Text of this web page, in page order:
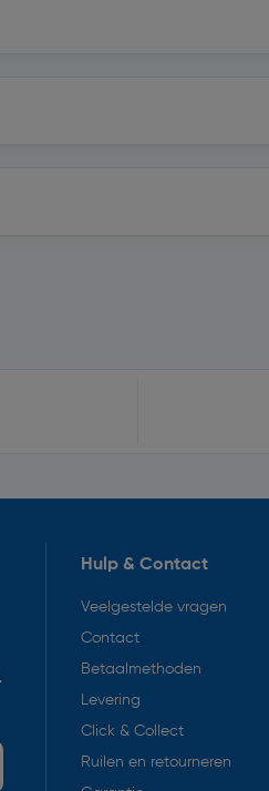
Hulp & Contact
Veelgestelde vragen
Contact
Betaalmethoden
Levering
Click & Collect
Ruilen en retourneren